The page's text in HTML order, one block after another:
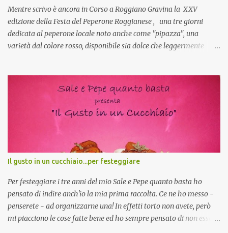
Si, concordo! …addirittura si dice...
Mentre scrivo è ancora in Corso a Roggiano Gravina la XXV
edizione della Festa del Peperone Roggianese , una tre giorni
dedicata al peperone locale noto anche come "pipazza", una
varietà dal colore rosso, disponibile sia dolce che leggermente
(Pat) della Calabria. Un ingrediente versatile in cucina, utilizzato
fresco o essiccato in ricette della tradizione o in piatti innovativi.
Durante la prima serata dell'evento abbiamo avuto prova della
versatilità di questo ingrediente durante il "2° Concorso
Gastronomico di piatti a base di peperone Roggianese" ideato da
Gina Santagata , presidente dell'associazione Mongolfiera, che ha
visto coinvolte tante associazioni attive sul territorio che hanno
voluto partecipare presentando un loro piatto a base di peperone.
Da giurata del concorso insieme agli chef Francesco Luci e ...
Il gusto in un cucchiaio...per festeggiare
Per festeggiare i tre anni del mio Sale e Pepe quanto basta ho
pensato di indire anch'io la mia prima raccolta. Ce ne ho messo -
penserete - ad organizzarne una! In effetti torto non avete, però
mi piacciono le cose fatte bene ed ho sempre pensato di non essere